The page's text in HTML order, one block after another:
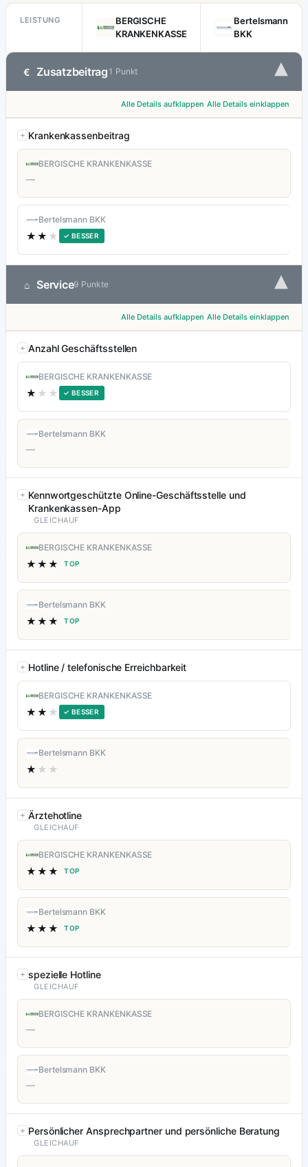
LEISTUNG
BERGISCHE
KRANKENKASSE
Bertelsmann
BKK
€ Zusatzbeitrag 1 Punkt ▾
Alle Details aufklappen Alle Details einklappen
Krankenkassenbeitrag
BERGISCHE KRANKENKASSE
—
Bertelsmann BKK
★★ ★ ✓ BESSER
⌂ Service9 Punkte ▾
Alle Details aufklappen Alle Details einklappen
Anzahl Geschäftsstellen
BERGISCHE KRANKENKASSE
★ ★★ ✓ BESSER
Bertelsmann BKK
—
Kennwortgeschützte Online-Geschäftsstelle und
Krankenkassen-App
GLEICHAUF
BERGISCHE KRANKENKASSE
★★★ TOP
Bertelsmann BKK
★★★ TOP
Hotline / telefonische Erreichbarkeit
BERGISCHE KRANKENKASSE
★★ ★ ✓ BESSER
Bertelsmann BKK
★ ★★
Ärztehotline
GLEICHAUF
BERGISCHE KRANKENKASSE
★★★ TOP
Bertelsmann BKK
★★★ TOP
spezielle Hotline
GLEICHAUF
BERGISCHE KRANKENKASSE
—
Bertelsmann BKK
—
Persönlicher Ansprechpartner und persönliche Beratung
GLEICHAUF